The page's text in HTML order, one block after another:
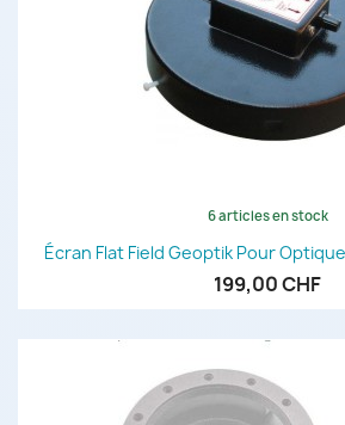
6 articles en stock
Écran Flat Field Geoptik Pour
199,00 CHF